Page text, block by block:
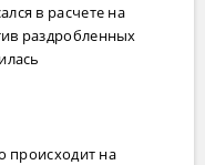
в расчете на
раздробленных
происходит на